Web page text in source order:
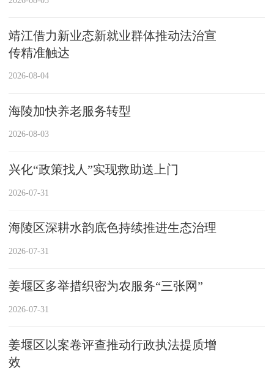
靖江借力新业态新就业群体推动法治宣
传精准触达
2026-08-04
海陵加快养老服务转型
2026-08-03
兴化“政策找人”实现救助送上门
2026-07-31
海陵区深耕水韵底色持续推进生态治理
2026-07-31
姜堰区多举措织密为农服务“三张网”
2026-07-31
姜堰区以案卷评查推动行政执法提质增
效